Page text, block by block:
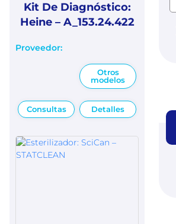
Kit De Diagnóstico:
Heine – A_153.24.422
Proveedor:
Otros
modelos
Consultas Detalles